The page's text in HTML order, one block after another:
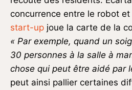
concurrence entre le robot
start-up joue la carte de la
« Par exemple, quand un
30 personnes à la salle à
chose qui peut être aidé par
peut ainsi pallier certaines